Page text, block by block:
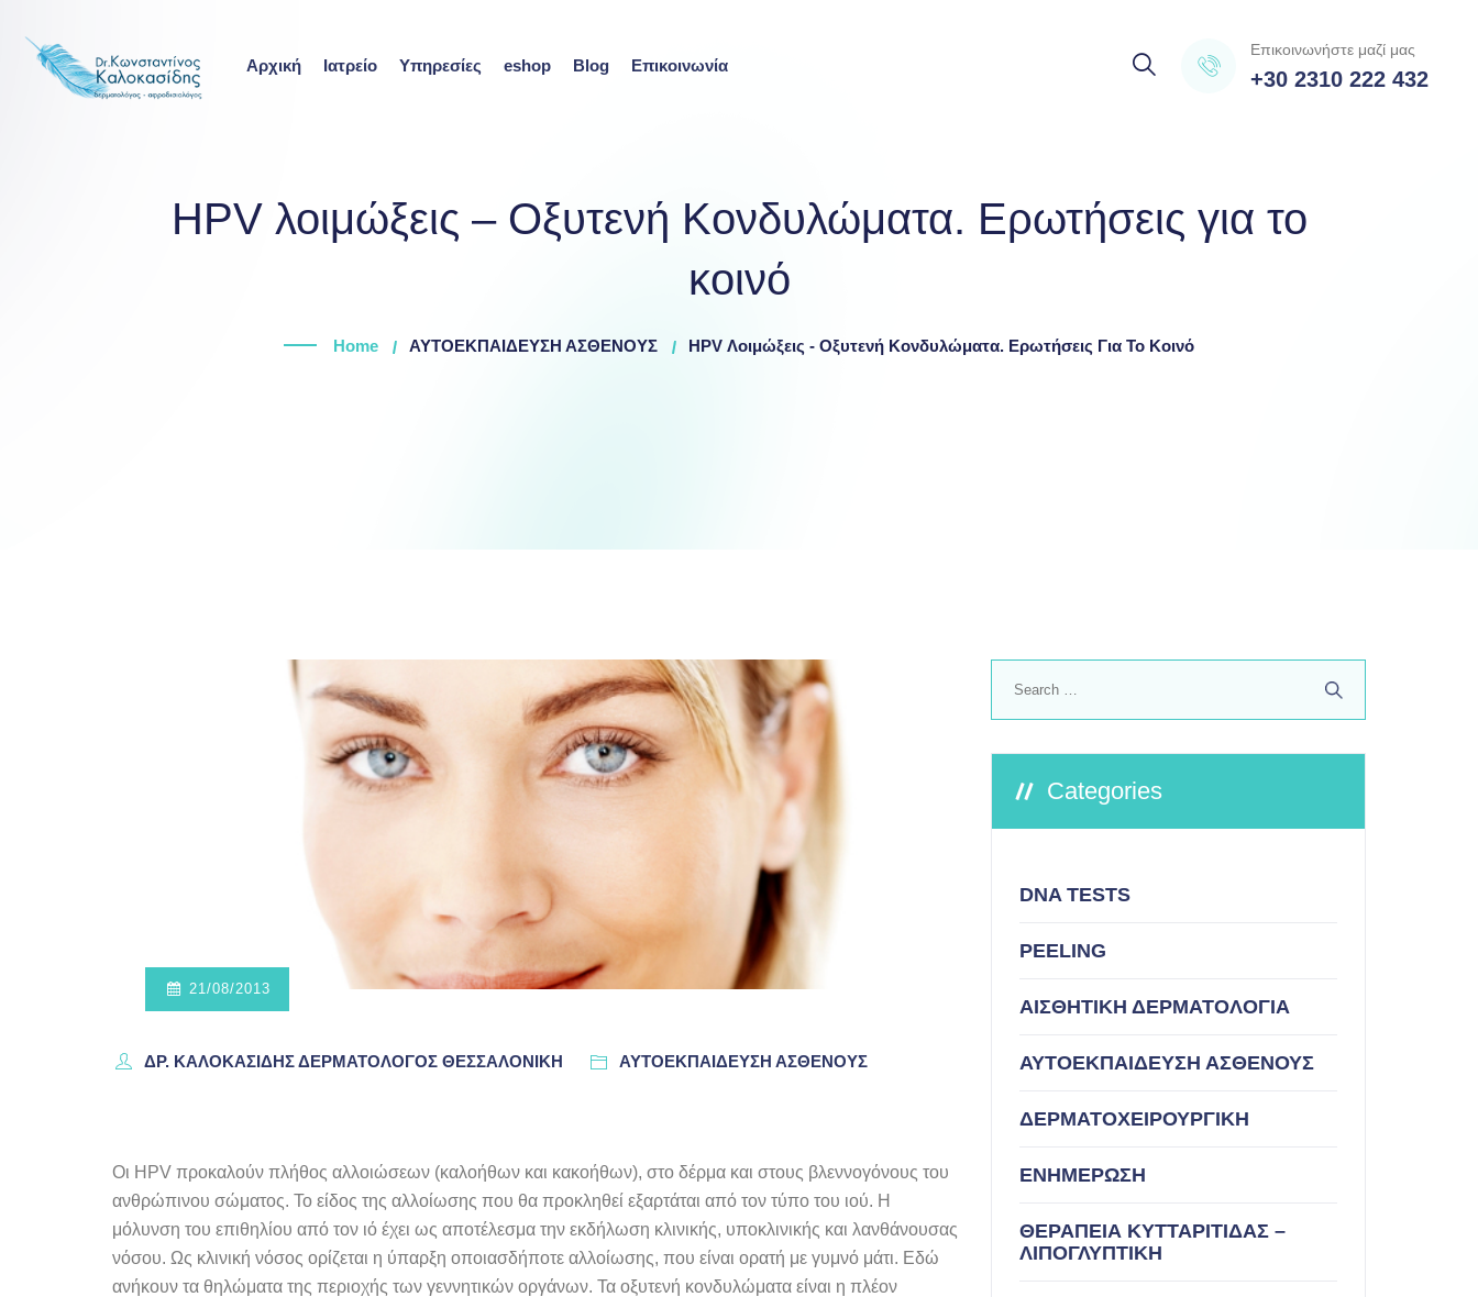
content
Αρχική Ιατρείο Υπηρεσίες eshop Blog Επικοινωνία
Επικοινωνήστε μαζί μας
+30 2310 222 432
HPV λοιμώξεις – Οξυτενή Κονδυλώματα. Ερωτήσεις για το
κοινό
Home ΑΥΤΟΕΚΠΑΙΔΕΥΣΗ ΑΣΘΕΝΟΥΣ HPV Λοιμώξεις - Οξυτενή Κονδυλώματα. Ερωτήσεις Για Το Κοινό
21/08/2013
ΔΡ. ΚΑΛΟΚΑΣΊΔΗΣ ΔΕΡΜΑΤΟΛΌΓΟΣ ΘΕΣΣΑΛΟΝΊΚΗ ΑΥΤΟΕΚΠΑΙΔΕΥΣΗ ΑΣΘΕΝΟΥΣ
Οι HPV προκαλούν πλήθος αλλοιώσεων (καλοήθων και κακοήθων), στο δέρμα και στους βλεννογόνους του
ανθρώπινου σώματος. Το είδος της αλλοίωσης που θα προκληθεί εξαρτάται από τον τύπο του ιού. Η
μόλυνση του επιθηλίου από τον ιό έχει ως αποτέλεσμα την εκδήλωση κλινικής, υποκλινικής και λανθάνουσας
νόσου. Ως κλινική νόσος ορίζεται η ύπαρξη οποιασδήποτε αλλοίωσης, που είναι ορατή με γυμνό μάτι. Εδώ
ανήκουν τα θηλώματα της περιοχής των γεννητικών οργάνων. Τα οξυτενή κονδυλώματα είναι η πλέον
Categories
DNA TESTS
PEELING
ΑΙΣΘΗΤΙΚΗ ΔΕΡΜΑΤΟΛΟΓΙΑ
ΑΥΤΟΕΚΠΑΙΔΕΥΣΗ ΑΣΘΕΝΟΥΣ
ΔΕΡΜΑΤΟΧΕΙΡΟΥΡΓΙΚΗ
ΕΝΗΜΕΡΩΣΗ
ΘΕΡΑΠΕΙΑ ΚΥΤΤΑΡΙΤΙΔΑΣ –
ΛΙΠΟΓΛΥΠΤΙΚΗ